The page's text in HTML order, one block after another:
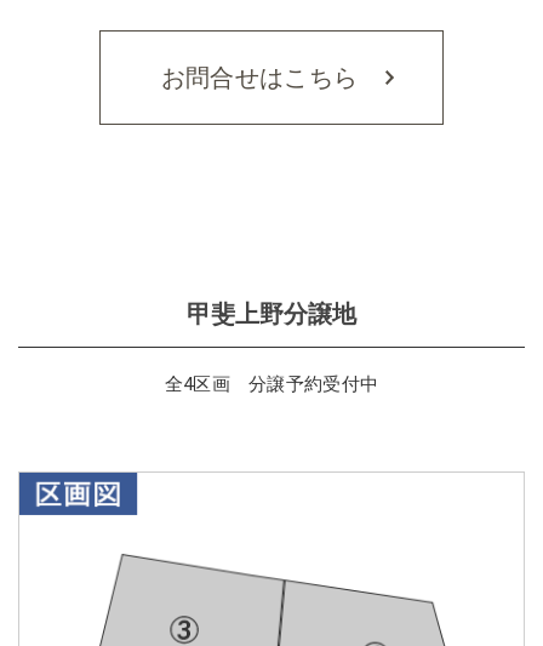
お問合せはこちら
甲斐上野分譲地
全4区画 分譲予約受付中